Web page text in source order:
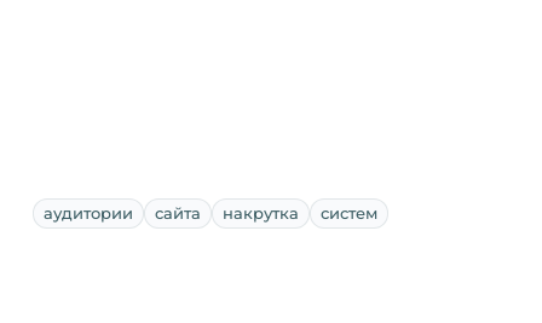
аудитории сайта накрутка систем